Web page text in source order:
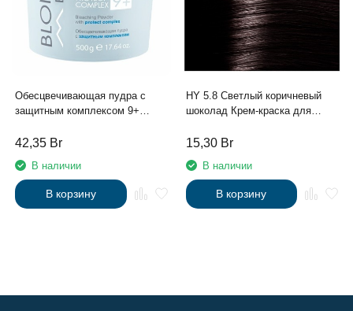
Обесцвечивающая пудра с
защитным комплексом 9+
42,35 Br
В наличии
В корзину
HY 5.8 Светлый коричневый
шоколад Крем-краска для
кислотой серии “Hyaluronic
15,30 Br
В наличии
В корзину